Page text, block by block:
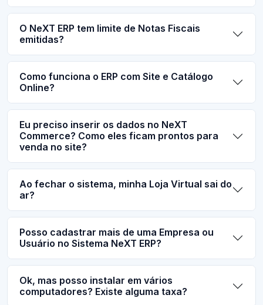
O NeXT ERP tem limite de Notas Fiscais
emitidas?
Como funciona o ERP com Site e Catálogo
Online?
Eu preciso inserir os dados no NeXT
Commerce? Como eles ficam prontos para
venda no site?
Ao fechar o sistema, minha Loja Virtual sai do
ar?
Posso cadastrar mais de uma Empresa ou
Usuário no Sistema NeXT ERP?
Ok, mas posso instalar em vários
computadores? Existe alguma taxa?